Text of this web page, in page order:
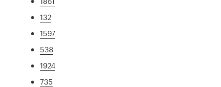
132
1597
538
1924
735